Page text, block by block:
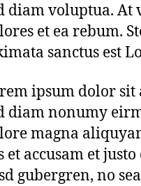
diam voluptua. At
et ea rebum.
sanctus est
ipsum dolor sit
diam nonumy
magna
et accusam et
gubergren, no